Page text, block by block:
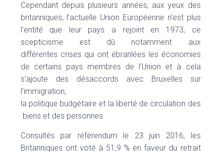
Cependant depuis plusieurs années, aux yeux des
britanniques, l’actuelle Union Européenne n’est plus
l’entité que leur pays a rejoint en 1973, ce
scepticisme est dû notamment aux
différentes crises qui ont ébranlées les économies
de certains pays membres de l’Union et à cela
s’ajoute des désaccords avec Bruxelles sur
l’immigration,
la politique budgétaire et la liberté de circulation des
biens et des personnes
Consultés par référendum le 23 juin 2016, les
Britanniques ont voté à 51,9 % en faveur du retrait